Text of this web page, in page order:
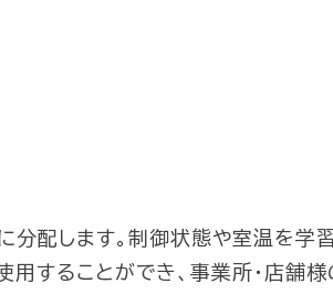
分配
します。制御状態や室温を学
用 することができ、事業所・店舗様